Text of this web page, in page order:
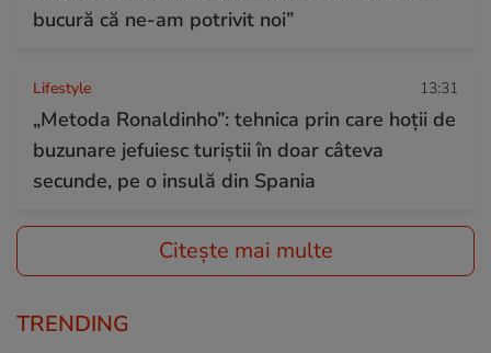
bucură că ne-am potrivit noi”
Lifestyle 13:31
„Metoda Ronaldinho”: tehnica prin care hoții de
buzunare jefuiesc turiștii în doar câteva
secunde, pe o insulă din Spania
Citește mai multe
TRENDING